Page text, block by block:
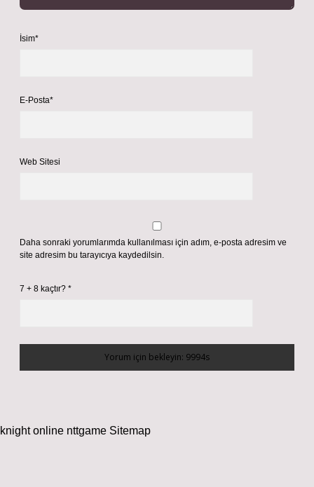
İsim*
E-Posta*
Web Sitesi
Daha sonraki yorumlarımda kullanılması için adım, e-posta adresim ve
site adresim bu tarayıcıya kaydedilsin.
7 + 8 kaçtır? *
knight online nttgame Sitemap